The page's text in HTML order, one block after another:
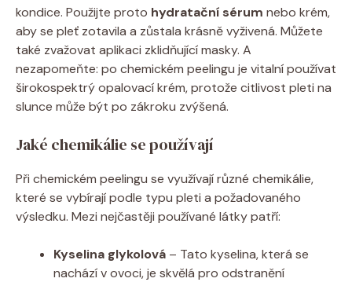
kondice. Použijte proto hydratační sérum nebo krém,
aby se pleť zotavila a zůstala krásně vyživená. Můžete
také zvažovat aplikaci zklidňující masky. A
nezapomeňte: po chemickém peelingu je vitalní používat
širokospektrý opalovací krém, protože citlivost pleti na
slunce může být po zákroku zvýšená.
Jaké chemikálie se používají
Při chemickém peelingu se využívají různé chemikálie,
které se vybírají podle typu pleti a požadovaného
výsledku. Mezi nejčastěji používané látky patří:
Kyselina glykolová – Tato kyselina, která se
nachází v ovoci, je skvělá pro odstranění